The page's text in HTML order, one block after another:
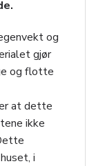
og
gjør
og flotte
at dette
ikke
i